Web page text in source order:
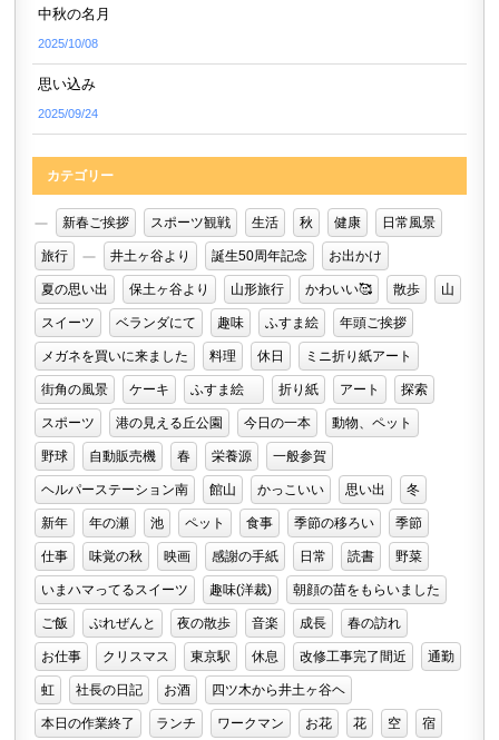
中秋の名月
2025/10/08
思い込み
2025/09/24
カテゴリー
新春ご挨拶 スポーツ観戦 生活 秋 健康 日常風景
旅行 井土ヶ谷より 誕生50周年記念 お出かけ
夏の思い出 保土ヶ谷より 山形旅行 かわいい🥰 散歩 山
スイーツ ベランダにて 趣味 ふすま絵 年頭ご挨拶
メガネを買いに来ました 料理 休日 ミニ折り紙アート
街角の風景 ケーキ ふすま絵 折り紙 アート 探索
スポーツ 港の見える丘公園 今日の一本 動物、ペット
野球 自動販売機 春 栄養源 一般参賀
ヘルパーステーション南 館山 かっこいい 思い出 冬
新年 年の瀬 池 ペット 食事 季節の移ろい 季節
仕事 味覚の秋 映画 感謝の手紙 日常 読書 野菜
いまハマってるスイーツ 趣味(洋裁) 朝顔の苗をもらいました
ご飯 ぷれぜんと 夜の散歩 音楽 成長 春の訪れ
お仕事 クリスマス 東京駅 休息 改修工事完了間近 通勤
虹 社長の日記 お酒 四ツ木から井土ヶ谷ヘ
本日の作業終了 ランチ ワークマン お花 花 空 宿